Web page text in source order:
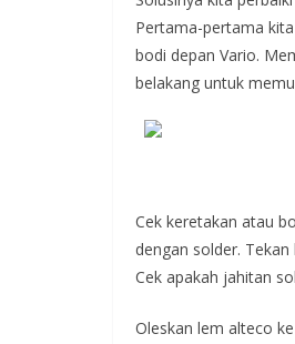
Pertama-pertama
bodi depan Vario.
belakang untuk
Cek keretakan atau
dengan solder.
Cek apakah jahitan
Oleskan lem alteco